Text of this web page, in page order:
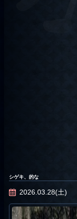
シゲキ、的な
2026.03.28(土)